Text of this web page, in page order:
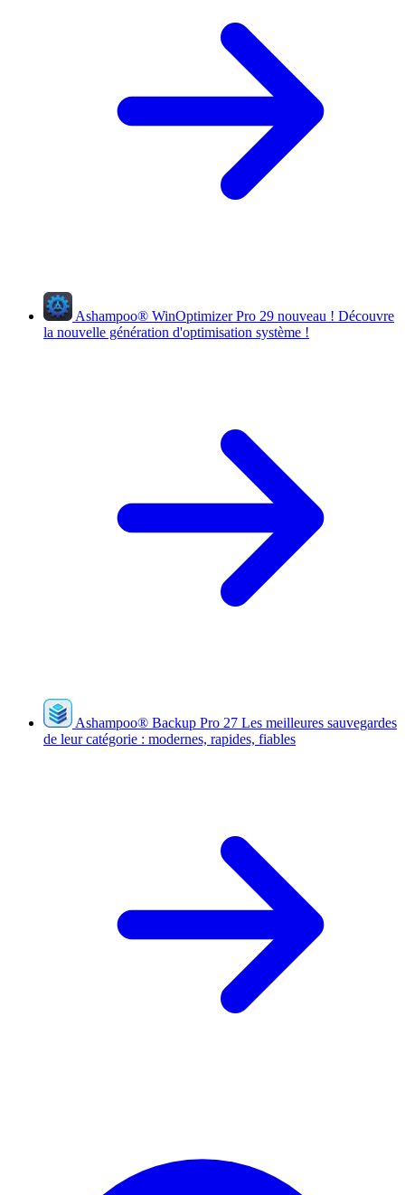
Ashampoo® WinOptimizer Pro 29 nouveau ! Découvre
la nouvelle génération d'optimisation système !
Ashampoo® Backup Pro 27 Les meilleures sauvegardes
de leur catégorie : modernes, rapides, fiables